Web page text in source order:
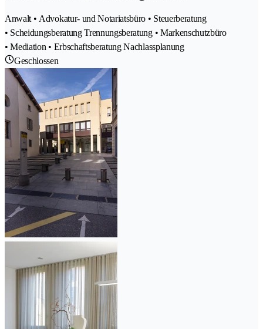
Anwalt • Advokatur- und Notariatsbüro • Steuerberatung
• Scheidungsberatung Trennungsberatung • Markenschutzbüro
• Mediation • Erbschaftsberatung Nachlassplanung
Geschlossen